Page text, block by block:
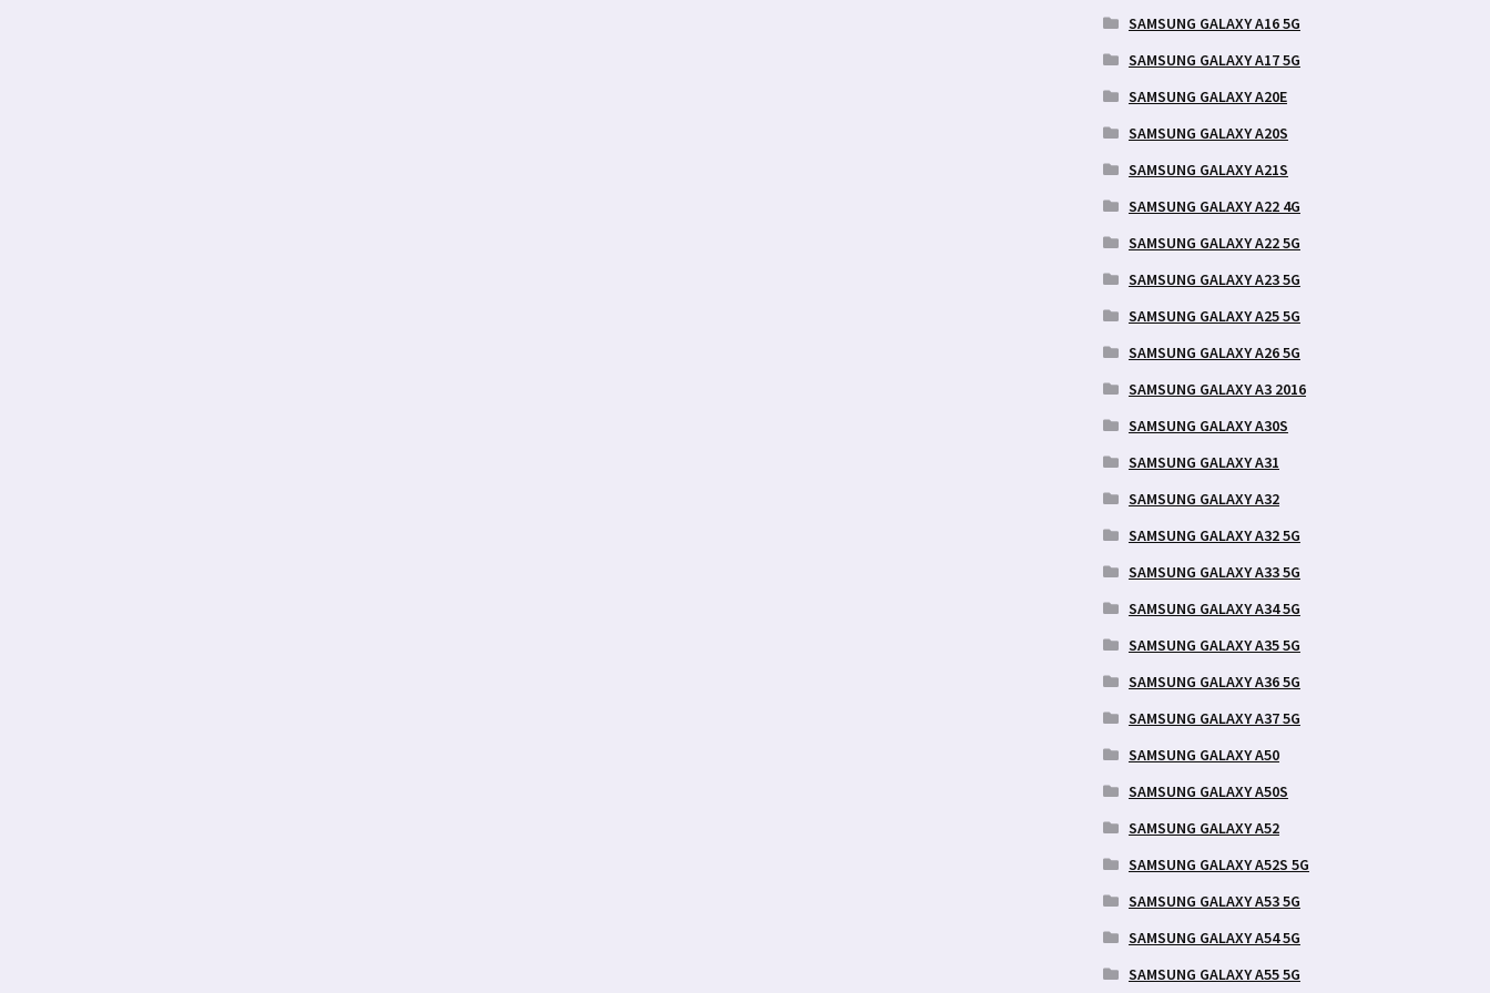
SAMSUNG GALAXY A16 5G
SAMSUNG GALAXY A17 5G
SAMSUNG GALAXY A20E
SAMSUNG GALAXY A20S
SAMSUNG GALAXY A21S
SAMSUNG GALAXY A22 4G
SAMSUNG GALAXY A22 5G
SAMSUNG GALAXY A23 5G
SAMSUNG GALAXY A25 5G
SAMSUNG GALAXY A26 5G
SAMSUNG GALAXY A3 2016
SAMSUNG GALAXY A30S
SAMSUNG GALAXY A31
SAMSUNG GALAXY A32
SAMSUNG GALAXY A32 5G
SAMSUNG GALAXY A33 5G
SAMSUNG GALAXY A34 5G
SAMSUNG GALAXY A35 5G
SAMSUNG GALAXY A36 5G
SAMSUNG GALAXY A37 5G
SAMSUNG GALAXY A50
SAMSUNG GALAXY A50S
SAMSUNG GALAXY A52
SAMSUNG GALAXY A52S 5G
SAMSUNG GALAXY A53 5G
SAMSUNG GALAXY A54 5G
SAMSUNG GALAXY A55 5G